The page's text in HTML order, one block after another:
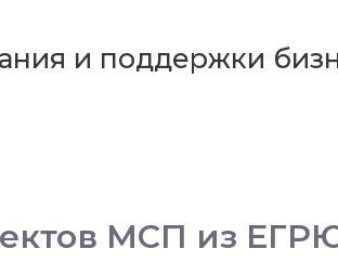
и поддержки
МСП из